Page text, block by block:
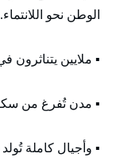
الوطن نحو اللانتماء.
▪️ ملايين يتناثرون
▪️ مدن تُفرغ من
▪️ وأجيال كاملة